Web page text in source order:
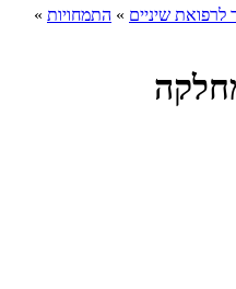
לרפואת שיניים » התמחויות »